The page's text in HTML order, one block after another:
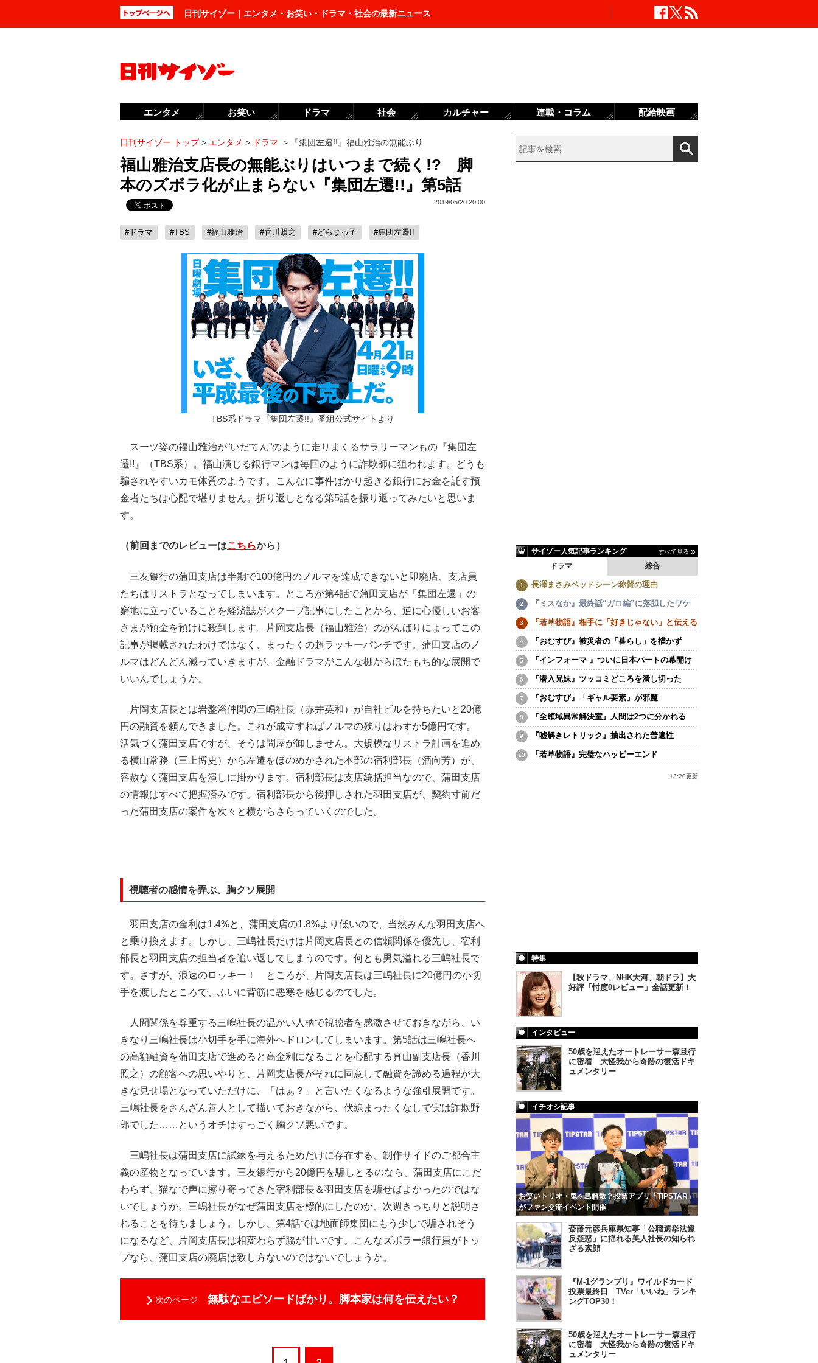
日刊サイゾー｜エンタメ・お笑い・ドラマ・社会の最新ニュース
日刊サイゾー トップ> エンタメ > ドラマ > 『集団左遷!!』福山雅治の無能ぶり
福山雅治支店長の無能ぶりはいつまで続く!? 脚
本のズボラ化が止まらない『集団左遷!!』第5話
2019/05/20 20:00
#ドラマ #TBS #福山雅治 #香川照之 #どらまっ子 #集団左遷!!
TBS系ドラマ『集団左遷!!』番組公式サイトより
スーツ姿の福山雅治が“いだてん”のように走りまくるサラリーマンもの『集団左
遷!!』（TBS系）。福山演じる銀行マンは毎回のように詐欺師に狙われます。どうも
騙されやすいカモ体質のようです。こんなに事件ばかり起きる銀行にお金を託す預
金者たちは心配で堪りません。折り返しとなる第5話を振り返ってみたいと思いま
す。
（前回までのレビューはこちらから）
三友銀行の蒲田支店は半期で100億円のノルマを達成できないと即廃店、支店員
たちはリストラとなってしまいます。ところが第4話で蒲田支店が「集団左遷」の
窮地に立っていることを経済誌がスクープ記事にしたことから、逆に心優しいお客
さまが預金を預けに殺到します。片岡支店長（福山雅治）のがんばりによってこの
記事が掲載されたわけではなく、まったくの超ラッキーパンチです。蒲田支店のノ
ルマはどんどん減っていきますが、金融ドラマがこんな棚からぼたもち的な展開で
いいんでしょうか。
片岡支店長とは岩盤浴仲間の三嶋社長（赤井英和）が自社ビルを持ちたいと20億
円の融資を頼んできました。これが成立すればノルマの残りはわずか5億円です。
活気づく蒲田支店ですが、そうは問屋が卸しません。大規模なリストラ計画を進め
る横山常務（三上博史）から左遷をほのめかされた本部の宿利部長（酒向芳）が、
容赦なく蒲田支店を潰しに掛かります。宿利部長は支店統括担当なので、蒲田支店
の情報はすべて把握済みです。宿利部長から後押しされた羽田支店が、契約寸前だ
った蒲田支店の案件を次々と横からさらっていくのでした。
視聴者の感情を弄ぶ、胸クソ展開
羽田支店の金利は1.4%と、蒲田支店の1.8%より低いので、当然みんな羽田支店へ
と乗り換えます。しかし、三嶋社長だけは片岡支店長との信頼関係を優先し、宿利
部長と羽田支店の担当者を追い返してしまうのです。何とも男気溢れる三嶋社長で
す。さすが、浪速のロッキー！ ところが、片岡支店長は三嶋社長に20億円の小切
手を渡したところで、ふいに背筋に悪寒を感じるのでした。
人間関係を尊重する三嶋社長の温かい人柄で視聴者を感激させておきながら、い
きなり三嶋社長は小切手を手に海外へドロンしてしまいます。第5話は三嶋社長へ
の高額融資を蒲田支店で進めると高金利になることを心配する真山副支店長（香川
照之）の顧客への思いやりと、片岡支店長がそれに同意して融資を諦める過程が大
きな見せ場となっていただけに、「はぁ？」と言いたくなるような強引展開です。
三嶋社長をさんざん善人として描いておきながら、伏線まったくなしで実は詐欺野
郎でした……というオチはすっごく胸クソ悪いです。
三嶋社長は蒲田支店に試練を与えるためだけに存在する、制作サイドのご都合主
義の産物となっています。三友銀行から20億円を騙しとるのなら、蒲田支店にこだ
わらず、猫なで声に擦り寄ってきた宿利部長＆羽田支店を騙せばよかったのではな
いでしょうか。三嶋社長がなぜ蒲田支店を標的にしたのか、次週きっちりと説明さ
れることを待ちましょう。しかし、第4話では地面師集団にもう少しで騙されそう
になるなど、片岡支店長は相変わらず脇が甘いです。こんなズボラー銀行員がトッ
プなら、蒲田支店の廃店は致し方ないのではないでしょうか。
次のページ 無駄なエピソードばかり。脚本家は何を伝えたい？
サイゾー人気記事ランキング すべて見る
ドラマ 総合
長澤まさみベッドシーン称賛の理由
『ミスなか』最終話“ガロ編”に落胆したワケ
『若草物語』相手に「好きじゃない」と伝える
『おむすび』被災者の「暮らし」を描かず
『インフォーマ 』ついに日本パートの幕開け
『潜入兄妹』ツッコミどころを潰し切った
『おむすび』「ギャル要素」が邪魔
『全領域異常解決室』人間は2つに分かれる
『嘘解きレトリック』抽出された普遍性
『若草物語』完璧なハッピーエンド
13:20更新
特集
【秋ドラマ、NHK大河、朝ドラ】大
好評「忖度0レビュー」全話更新！
インタビュー
50歳を迎えたオートレーサー森且行
に密着 大怪我から奇跡の復活ドキ
ュメンタリー
イチオシ記事
お笑いトリオ・鬼ヶ島解散？投票アプリ「TIPSTAR」
がファン交流イベント開催
斎藤元彦兵庫県知事「公職選挙法違
反疑惑」に揺れる美人社長の知られ
ざる素顔
『M-1グランプリ』ワイルドカード
投票最終日 TVer「いいね」ランキ
ングTOP30！
50歳を迎えたオートレーサー森且行
に密着 大怪我から奇跡の復活ドキ
ュメンタリー
エンタメ お笑い ドラマ 社会 カルチャー 連載・コラム 配給映画